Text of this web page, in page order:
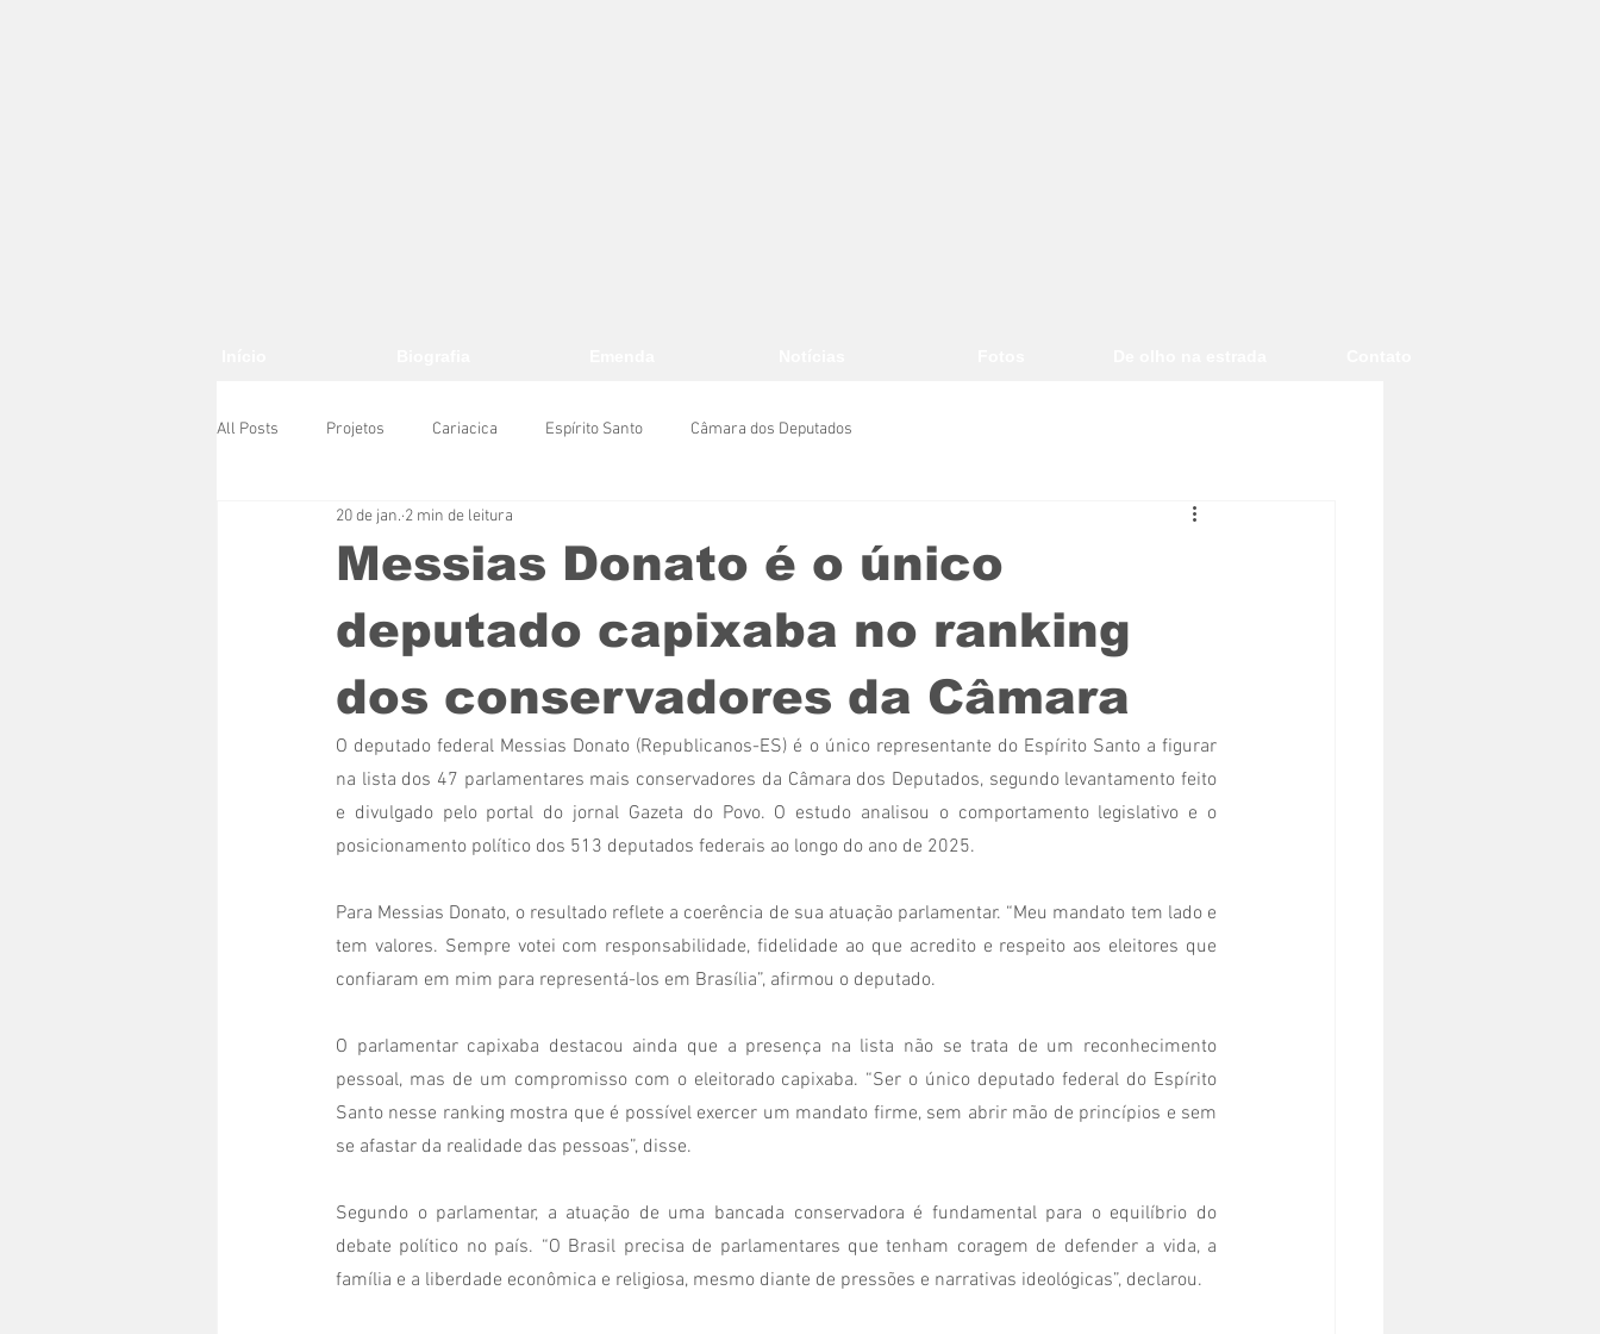
All Posts Projetos Cariacica Espírito Santo Câmara dos Deputados
Messias Donato é o único
deputado capixaba no ranking
dos conservadores da Câmara
20 de jan. 2 min de leitura
O deputado federal Messias Donato (Republicanos-ES) é o único representante do Espírito Santo a figurar
na lista dos 47 parlamentares mais conservadores da Câmara dos Deputados, segundo levantamento feito
e divulgado pelo portal do jornal Gazeta do Povo. O estudo analisou o comportamento legislativo e o
posicionamento político dos 513 deputados federais ao longo do ano de 2025.
Para Messias Donato, o resultado reflete a coerência de sua atuação parlamentar. “Meu mandato tem lado e
tem valores. Sempre votei com responsabilidade, fidelidade ao que acredito e respeito aos eleitores que
confiaram em mim para representá-los em Brasília”, afirmou o deputado.
O parlamentar capixaba destacou ainda que a presença na lista não se trata de um reconhecimento
pessoal, mas de um compromisso com o eleitorado capixaba. “Ser o único deputado federal do Espírito
Santo nesse ranking mostra que é possível exercer um mandato firme, sem abrir mão de princípios e sem
se afastar da realidade das pessoas”, disse.
Segundo o parlamentar, a atuação de uma bancada conservadora é fundamental para o equilíbrio do
debate político no país. “O Brasil precisa de parlamentares que tenham coragem de defender a vida, a
família e a liberdade econômica e religiosa, mesmo diante de pressões e narrativas ideológicas”, declarou.